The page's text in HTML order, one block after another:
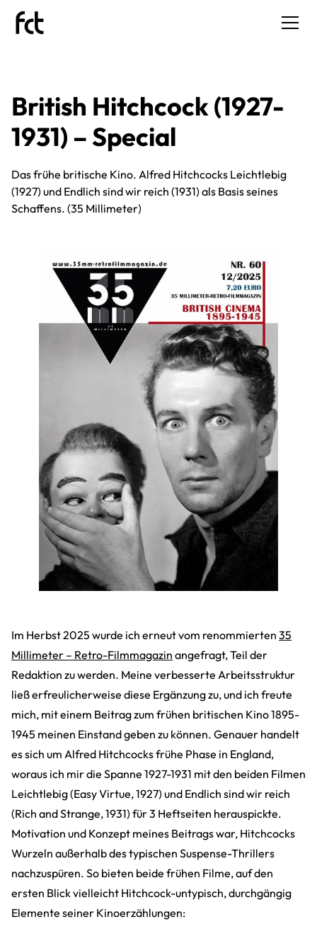
British Hitchcock (1927-
1931) – Special
Das frühe britische Kino. Alfred Hitchcocks Leichtlebig
(1927) und Endlich sind wir reich (1931) als Basis seines
Schaffens. (35 Millimeter)
Im Herbst 2025 wurde ich erneut vom renommierten 35
Millimeter – Retro-Filmmagazin angefragt, Teil der
Redaktion zu werden. Meine verbesserte Arbeitsstruktur
ließ erfreulicherweise diese Ergänzung zu, und ich freute
mich, mit einem Beitrag zum frühen britischen Kino 1895-
1945 meinen Einstand geben zu können. Genauer handelt
es sich um Alfred Hitchcocks frühe Phase in England,
woraus ich mir die Spanne 1927-1931 mit den beiden Filmen
Leichtlebig (Easy Virtue, 1927) und Endlich sind wir reich
(Rich and Strange, 1931) für 3 Heftseiten herauspickte.
Motivation und Konzept meines Beitrags war, Hitchcocks
Wurzeln außerhalb des typischen Suspense-Thrillers
nachzuspüren. So bieten beide frühen Filme, auf den
ersten Blick vielleicht Hitchcock-untypisch, durchgängig
Elemente seiner Kinoerzählungen: